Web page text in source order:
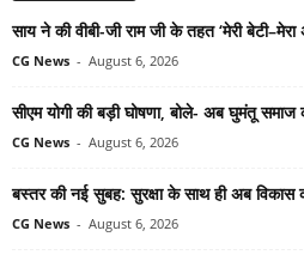
साय ने की वीबी-जी राम जी के तहत ‘मेरी
CG News - August 6, 2026
सीएम योगी की बड़ी घोषणा, बोले- अब घुमंतू समाज
CG News - August 6, 2026
बस्तर की नई सुबह: सुरक्षा के साथ ही अब विकास
CG News - August 6, 2026